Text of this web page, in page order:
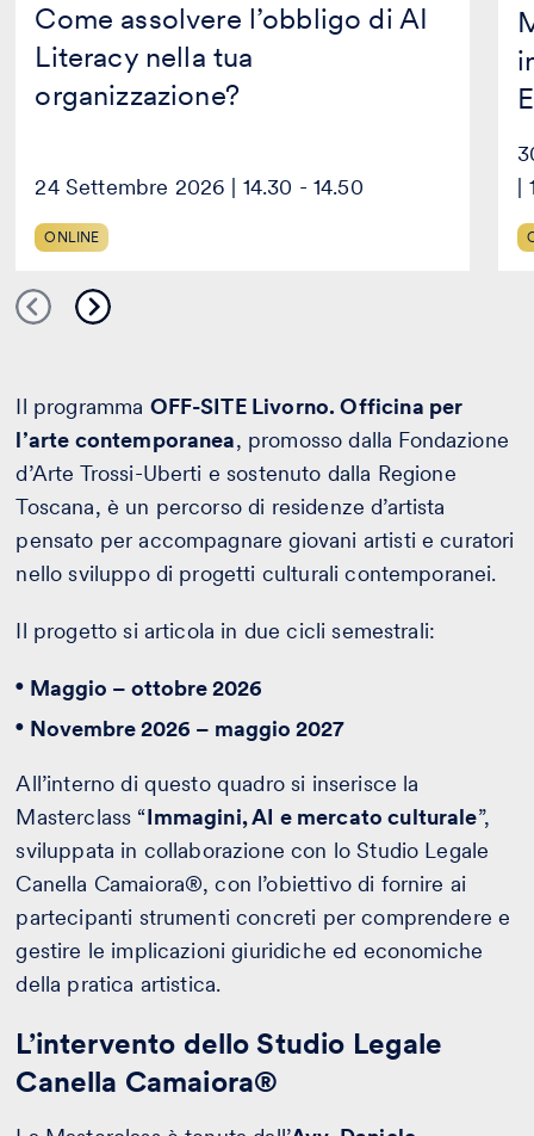
Come assolvere l’obbligo di AI
Literacy nella tua
organizzazione?
24 Settembre 2026 | 14.30 - 14.50
ONLINE
|
Il programma OFF-SITE Livorno. Officina per
l’arte contemporanea, promosso dalla Fondazione
d’Arte Trossi-Uberti e sostenuto dalla Regione
Toscana, è un percorso di residenze d’artista
pensato per accompagnare giovani artisti e curatori
nello sviluppo di progetti culturali contemporanei.
Il progetto si articola in due cicli semestrali:
Maggio – ottobre 2026
Novembre 2026 – maggio 2027
All’interno di questo quadro si inserisce la
Masterclass “Immagini, AI e mercato culturale”,
sviluppata in collaborazione con lo Studio Legale
Canella Camaiora®, con l’obiettivo di fornire ai
partecipanti strumenti concreti per comprendere e
gestire le implicazioni giuridiche ed economiche
della pratica artistica.
L’intervento dello Studio Legale
Canella Camaiora®